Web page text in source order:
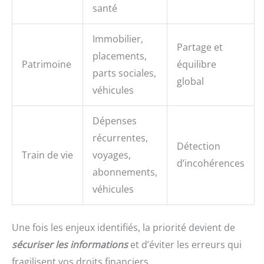
santé
Patrimoine
Immobilier,
placements,
parts sociales,
véhicules
Partage et
équilibre
global
Train de vie
Dépenses
récurrentes,
voyages,
abonnements,
véhicules
Détection
d’incohérences
Une fois les enjeux identifiés, la priorité devient de
sécuriser les informationset d’éviter les erreurs qui